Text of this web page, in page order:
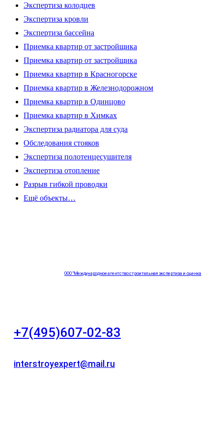
Экспертиза колодцев
Экспертиза кровли
Экспертиза бассейна
Приемка квартир от застройщика
Приемка квартир от застройщика
Приемка квартир в Красногорске
Приемка квартир в Железнодорожном
Приемка квартир в Одинцово
Приемка квартир в Химках
Экспертиза радиатора для суда
Обследования стояков
Экспертиза полотенцесушителя
Экспертиза отопление
Разрыв гибкой проводки
Ещё объекты…
ООО "Международное агентство строительная экспертиза и оценка
+7(495)607-02-83
interstroyexpert@mail.ru